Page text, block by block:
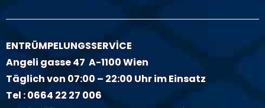
ENTRÜMPELUNGSSERVİCE
Angeli gasse 47 A-1100 Wien
Täglich von 07:00 – 22:00 Uhr im Einsatz
Tel :0664 22 27 006